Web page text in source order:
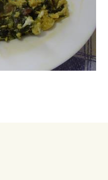
y Champiñón